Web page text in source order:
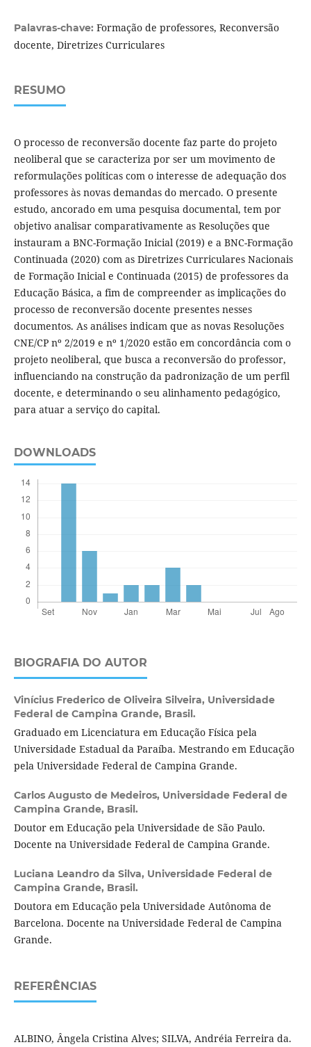
Palavras-chave: Formação de professores, Reconversão
docente, Diretrizes Curriculares
RESUMO
O processo de reconversão docente faz parte do projeto
neoliberal que se caracteriza por ser um movimento de
reformulações políticas com o interesse de adequação dos
professores às novas demandas do mercado. O presente
estudo, ancorado em uma pesquisa documental, tem por
objetivo analisar comparativamente as Resoluções que
instauram a BNC-Formação Inicial (2019) e a BNC-Formação
Continuada (2020) com as Diretrizes Curriculares Nacionais
de Formação Inicial e Continuada (2015) de professores da
Educação Básica, a fim de compreender as implicações do
processo de reconversão docente presentes nesses
documentos. As análises indicam que as novas Resoluções
CNE/CP nº 2/2019 e nº 1/2020 estão em concordância com o
projeto neoliberal, que busca a reconversão do professor,
influenciando na construção da padronização de um perfil
docente, e determinando o seu alinhamento pedagógico,
para atuar a serviço do capital.
DOWNLOADS
BIOGRAFIA DO AUTOR
Vinícius Frederico de Oliveira Silveira, Universidade
Federal de Campina Grande, Brasil.
Graduado em Licenciatura em Educação Física pela
Universidade Estadual da Paraíba. Mestrando em Educação
pela Universidade Federal de Campina Grande.
Carlos Augusto de Medeiros, Universidade Federal de
Campina Grande, Brasil.
Doutor em Educação pela Universidade de São Paulo.
Docente na Universidade Federal de Campina Grande.
Luciana Leandro da Silva, Universidade Federal de
Campina Grande, Brasil.
Doutora em Educação pela Universidade Autônoma de
Barcelona. Docente na Universidade Federal de Campina
Grande.
REFERÊNCIAS
ALBINO, Ângela Cristina Alves; SILVA, Andréia Ferreira da.